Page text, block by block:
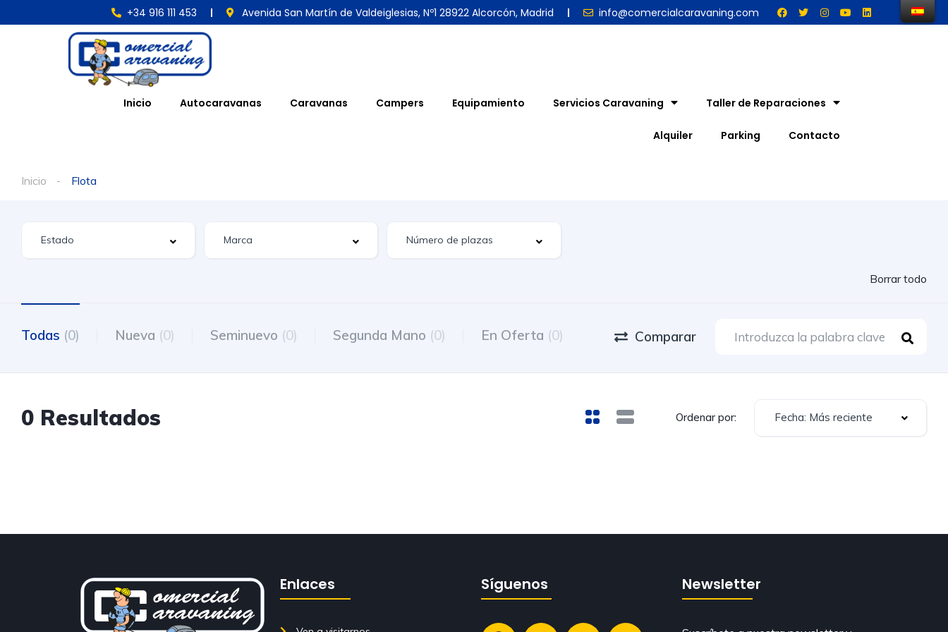
+34 916 111 453 Avenida San Martín de Valdeiglesias, Nº1 28922 Alcorcón, Madrid info@comercialcaravaning.com
Inicio Autocaravanas Caravanas Campers Equipamiento Servicios Caravaning Taller de Reparaciones
Alquiler Parking Contacto
Inicio Flota
Borrar todo
Todas (0) Nueva (0) Seminuevo (0) Segunda Mano (0) En Oferta (0) Comparar
0 Resultados Ordenar por: Fecha: Más reciente
Enlaces Síguenos Newsletter